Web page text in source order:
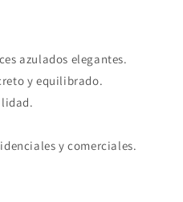
azulados elegantes.
y equilibrado.
y comerciales.